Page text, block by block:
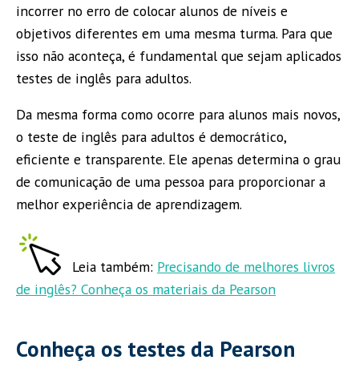
incorrer no erro de colocar alunos de níveis e
objetivos diferentes em uma mesma turma. Para que
isso não aconteça, é fundamental que sejam aplicados
testes de inglês para adultos.
Da mesma forma como ocorre para alunos mais novos,
o teste de inglês para adultos é democrático,
eficiente e transparente. Ele apenas determina o grau
de comunicação de uma pessoa para proporcionar a
melhor experiência de aprendizagem.
Leia também: Precisando de melhores livros
de inglês? Conheça os materiais da Pearson
Conheça os testes da Pearson